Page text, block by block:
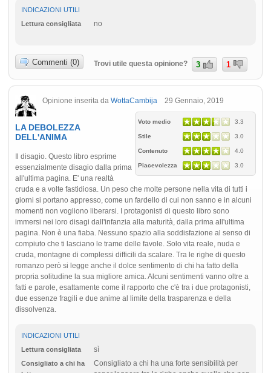
INDICAZIONI UTILI
Lettura consigliata
no
Commenti (0) Trovi utile questa opinione? 3 1
Opinione inserita da WottaCambija 29 Gennaio, 2019
Voto medio 3.3
Stile 3.0
Contenuto 4.0
Piacevolezza 3.0
LA DEBOLEZZA
DELL'ANIMA
Il disagio. Questo libro esprime
essenzialmente disagio dalla prima
all'ultima pagina. E' una realtà
cruda e a volte fastidiosa. Un peso che molte persone nella vita di tutti i
giorni si portano appresso, come un fardello di cui non sanno e in alcuni
momenti non vogliono liberarsi. I protagonisti di questo libro sono
immersi nei loro disagi dall'infanzia alla maturità, dalla prima all'ultima
pagina. Non è una fiaba. Nessuno spazio alla soddisfazione al senso di
compiuto che ti lasciano le trame delle favole. Solo vita reale, nuda e
cruda, montagne di complessi difficili da scalare. Tra le righe di questo
romanzo però si legge anche il dolce sentimento di chi ha fatto della
propria solitudine la sua migliore amica. Alcuni sentimenti vanno oltre a
fatti e parole, esattamente come il rapporto che c'è tra i due protagonisti,
due essenze fragili e due anime al limite della trasparenza e della
dissolvenza.
INDICAZIONI UTILI
Lettura consigliata
sì
Consigliato a chi ha
Consigliato a chi ha una forte sensibilità per